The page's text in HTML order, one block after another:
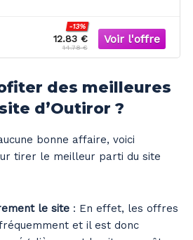
12.83 €
-13%
14.78 €
des meilleures
d’Outiror ?
bonne affaire, voici
tirer le meilleur parti du site
le site : En effet, les offres
et il est donc